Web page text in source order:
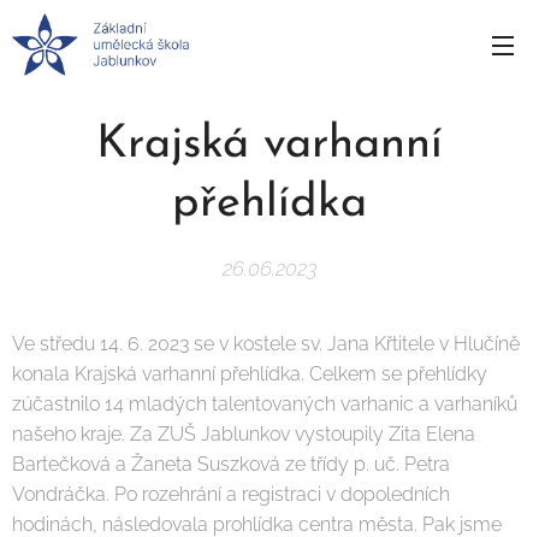
Krajská varhanní
přehlídka
26.06.2023
Ve středu 14. 6. 2023 se v kostele sv. Jana Křtitele v Hlučíně
konala Krajská varhanní přehlídka. Celkem se přehlídky
zúčastnilo 14 mladých talentovaných varhanic a varhaníků
našeho kraje. Za ZUŠ Jablunkov vystoupily Zita Elena
Bartečková a Žaneta Suszková ze třídy p. uč. Petra
Vondráčka. Po rozehrání a registraci v dopoledních
hodinách, následovala prohlídka centra města. Pak jsme